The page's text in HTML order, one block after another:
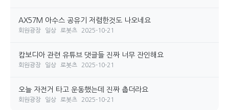
AX57M 아수스 공유기 저렴한것도 나오네요
회원광장 일상 로봇츠 2025-10-21
캄보디아 관련 유튜브 댓글들 진짜 너무 잔인해요
회원광장 일상 로봇츠 2025-10-21
오늘 자전거 타고 운동했는데 진짜 춥더라요
회원광장 일상 로봇츠 2025-10-21